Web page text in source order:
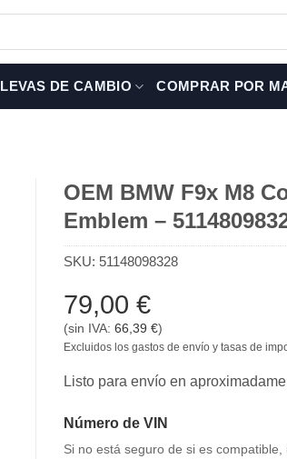
LEVAS DE CAMBIO COMPRAR POR
OEM BMW F9x M8
Emblem –
SKU: 51148098328
79,00 €
(sin IVA: 66,39 €)
Excluidos los gastos de envío y tasas de
Listo para envío en
Número de VIN
Si no está seguro de si es